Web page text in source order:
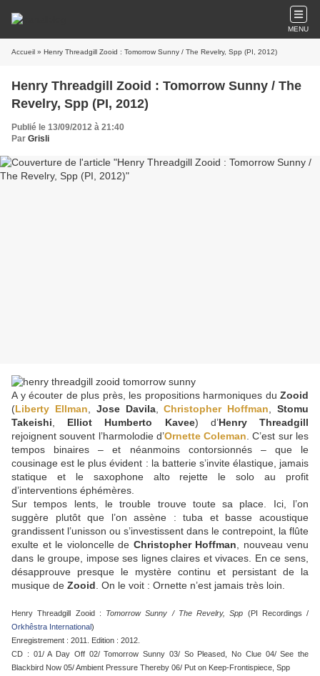
MENU
Accueil » Henry Threadgill Zooid : Tomorrow Sunny / The Revelry, Spp (PI, 2012)
Henry Threadgill Zooid : Tomorrow Sunny / The
Revelry, Spp (PI, 2012)
Publié le 13/09/2012 à 21:40
Par Grisli
A y écouter de plus près, les propositions harmoniques du Zooid
(Liberty Ellman Jose Davila,Christopher Hoffman ,Stomu
Takeishi
Elliot Humberto Kavee) d’Henry Threadgill
rejoignent souvent l’harmolodie d’Ornette Coleman . C’est sur les
tempos binaires – et néanmoins contorsionnés – que le
cousinage est le plus évident : la batterie s’invite élastique, jamais
statique et le saxophone alto rejette le solo au profit
d’interventions éphémères.
Sur tempos lents, le trouble trouve toute sa place. Ici, l’on
suggère plutôt que l’on assène : tuba et basse acoustique
grandissent l’unisson ou s’investissent dans le contrepoint, la flûte
exulte et le violoncelle de Christopher Hoffman , nouveau venu
dans le groupe, impose ses lignes claires et vivaces. En ce sens,
désapprouve presque le mystère continu et persistant de la
musique de Zooid . On le voit : Ornette n’est jamais très loin.
Henry Threadgill Zooid : Tomorrow Sunny / The Revelry, Spp (PI Recordings /
Orkhêstra International)
Enregistrement : 2011. Edition : 2012.
CD : 01/ A Day Off 02/ Tomorrow Sunny 03/ So Pleased, No Clue 04/ See the
Blackbird Now 05/ Ambient Pressure Thereby 06/ Put on Keep-Frontispiece, Spp